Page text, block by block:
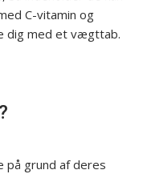
C-vitamin og
dig med et vægttab.
på grund af deres